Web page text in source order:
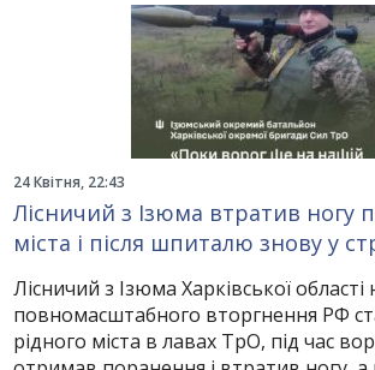
24 Квітня, 22:43
Лісничий з Ізюма втратив ногу
міста і після шпиталю знову у
Лісничий з Ізюма Харківської
повномасштабного вторгнення РФ
рідного міста в лавах ТрО, під час